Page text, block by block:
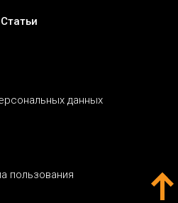
Статьи
данных
пользования